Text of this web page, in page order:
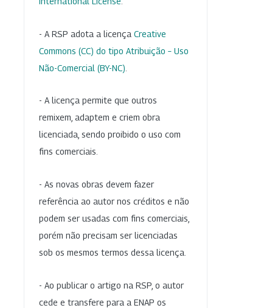
- A RSP adota a licença Creative
Commons (CC) do tipo Atribuição – Uso
Não-Comercial (BY-NC)
- A licença permite que outros
remixem, adaptem e criem obra
licenciada, sendo proibido o uso com
fins comerciais.
- As novas obras devem fazer
referência ao autor nos créditos e não
podem ser usadas com fins comerciais,
porém não precisam ser licenciadas
sob os mesmos termos dessa licença.
- Ao publicar o artigo na RSP, o autor
cede e transfere para a ENAP os